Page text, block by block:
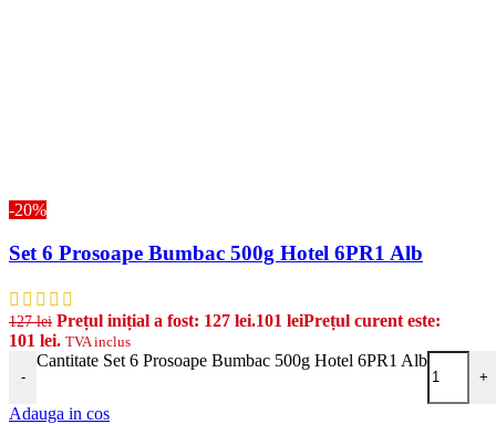
-20%
Set 6 Prosoape Bumbac 500g Hotel 6PR1 Alb
127lei Prețul inițial a fost: 127 lei.101 leiPrețul curent este:
101 lei. TVA inclus
-
Cantitate Set 6 Prosoape Bumbac 500g Hotel 6PR1 Alb
+
Adauga in cos